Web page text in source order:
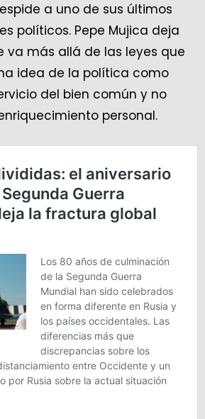
a uno de sus últimos
políticos. Pepe Mujica deja
va más allá de las leyes que
idea de la política como
del bien común y no
personal.